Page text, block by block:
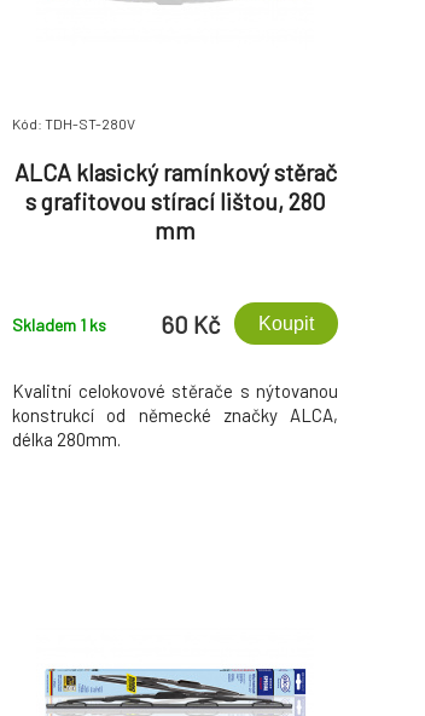
Kód: TDH-ST-280V
ALCA klasický ramínkový stěrač
s grafitovou stírací lištou, 280
mm
Skladem 1 ks 60 Kč Koupit
Kvalitní celokovové stěrače s nýtovanou
konstrukcí od německé značky ALCA,
délka 280mm.